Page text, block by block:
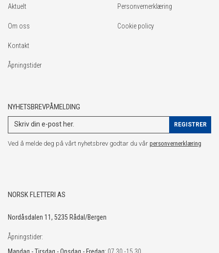
Aktuelt
Om oss
Kontakt
Åpningstider
Personvernerklæring
Cookie policy
NYHETSBREVPÅMELDING
Ved å melde deg på vårt nyhetsbrev godtar du vår personvernerklæring
NORSK FLETTERI AS
Nordåsdalen 11, 5235 Rådal/Bergen
Åpningstider: